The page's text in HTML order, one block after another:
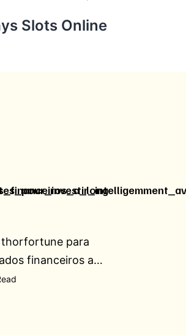
Slots Online
thorfortune para
financeiros a…